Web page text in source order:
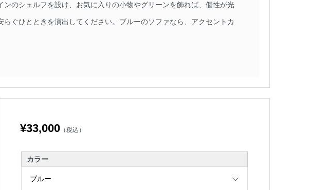
のシェルフを設け、お気に入りの小物やグリーンを飾れば、個性が光
ぐひとときを演出してください。ブルーのソファなら、アクセントカ
¥33,000（税込）
カラー